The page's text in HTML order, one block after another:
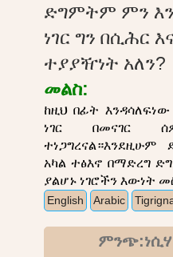
ድግምትም ምን
ነገር ግን በሲሕር
ተያያዥነት አለን?
መልስ:
ከዚህ በፊት
ነገር በመናገር
አካል ተፅእኖ በማድረግ
ያልሆኑ ነገሮችን እውነት
English Arabic